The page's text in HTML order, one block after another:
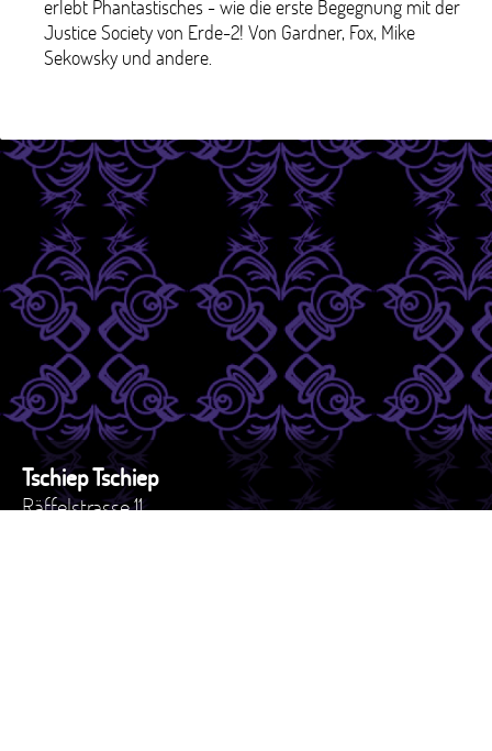
erlebt Phantastisches - wie die erste Begegnung mit der
Justice Society von Erde-2! Von Gardner, Fox, Mike
Sekowsky und andere.
Tschiep Tschiep
Räffelstrasse 11